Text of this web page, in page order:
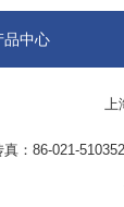
品中心
上
：86-021-